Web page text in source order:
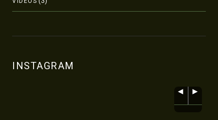
INSTAGRAM